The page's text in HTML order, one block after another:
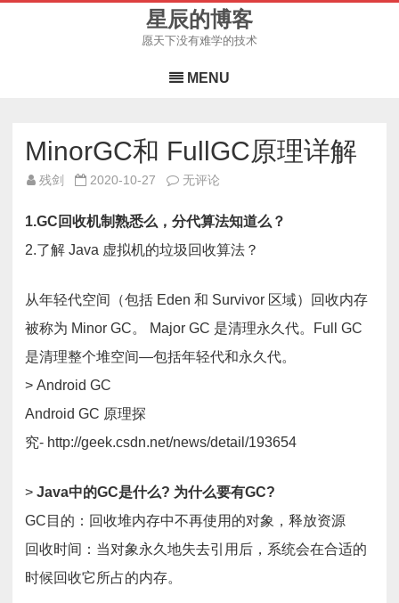
星辰的博客
愿天下没有难学的技术
to
content
MENU
MinorGC和 FullGC原理详解
残剑 2020-10-27
MinorGC
原
理
详
解
无评论
1.GC回收机制熟悉么，分代算法知道么？
2.了解 Java 虚拟机的垃圾回收算法？
从年轻代空间（包括 Eden 和 Survivor 区域）回收内存
被称为 Minor GC。 Major GC 是清理永久代。Full GC
是清理整个堆空间—包括年轻代和永久代。
> Android GC
Android GC 原理探
究- http://geek.csdn.net/news/detail/193654
> Java中的GC是什么? 为什么要有GC?
GC目的：回收堆内存中不再使用的对象，释放资源
回收时间：当对象永久地失去引用后，系统会在合适的
时候回收它所占的内存。